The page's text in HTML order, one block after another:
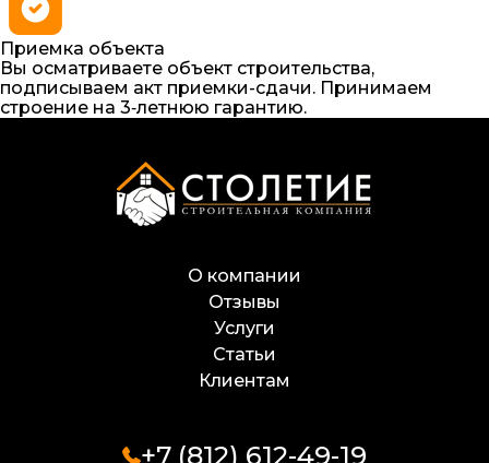
Приемка объекта
Вы осматриваете объект строительства,
подписываем акт приемки-сдачи. Принимаем
строение на 3‑летнюю гарантию.
О компании
Отзывы
Услуги
Статьи
Клиентам
+7 (812) 612-49-19